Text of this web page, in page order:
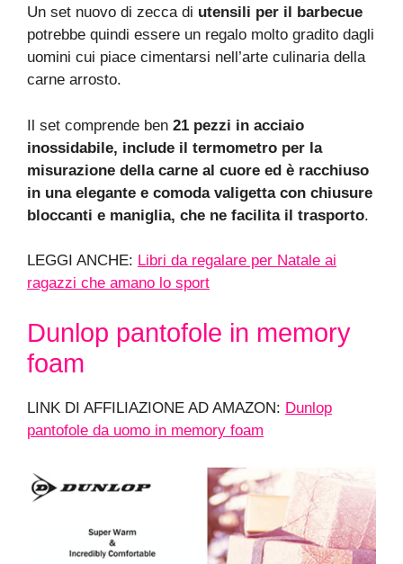
Un set nuovo di zecca di utensili per il barbecue
potrebbe quindi essere un regalo molto gradito dagli
uomini cui piace cimentarsi nell’arte culinaria della
carne arrosto.
Il set comprende ben 21 pezzi in acciaio
inossidabile, include il termometro per la
misurazione della carne al cuore ed è racchiuso
in una elegante e comoda valigetta con chiusure
bloccanti e maniglia, che ne facilita il trasporto.
LEGGI ANCHE: Libri da regalare per Natale ai
ragazzi che amano lo sport
Dunlop pantofole in memory
foam
LINK DI AFFILIAZIONE AD AMAZON: Dunlop
pantofole da uomo in memory foam